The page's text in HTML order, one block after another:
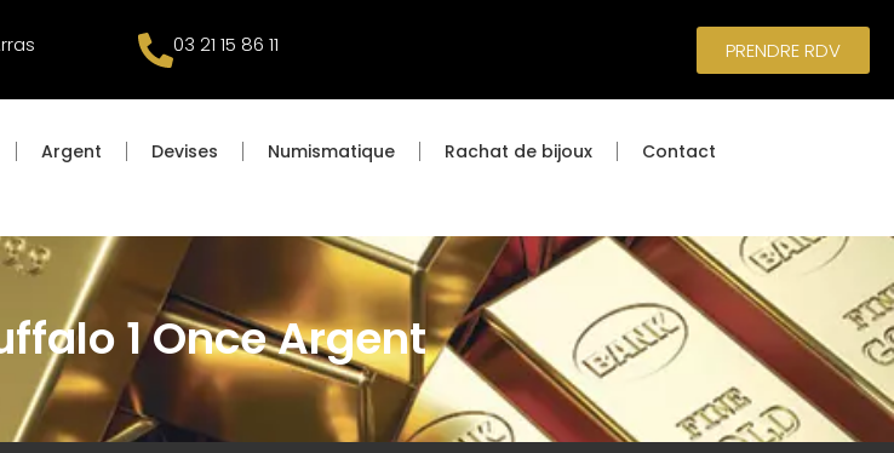
03 21 15 86 11 PRENDRE RDV
Argent Devises Numismatique Rachat de bijoux Contact
1 Once Argent